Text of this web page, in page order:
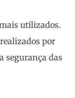
utilizados.
por
segurança das